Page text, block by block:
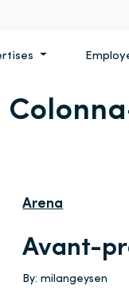
Arena
Avant-
By: milangeysen